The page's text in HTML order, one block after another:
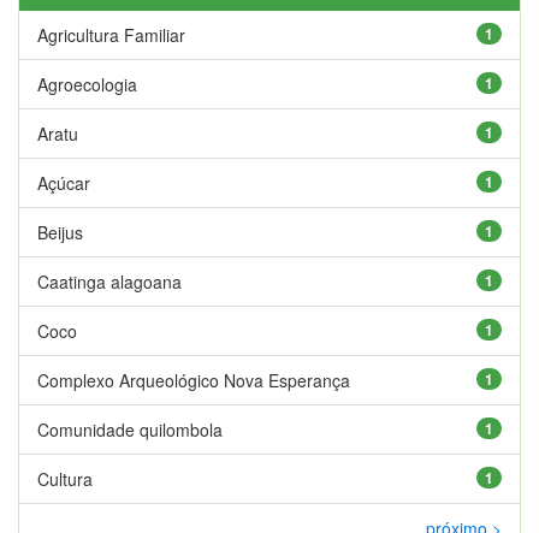
1
Agricultura Familiar
1
Agroecologia
1
Aratu
1
Açúcar
1
Beijus
1
Caatinga alagoana
1
Coco
1
Complexo Arqueológico Nova Esperança
1
Comunidade quilombola
1
Cultura
próximo >